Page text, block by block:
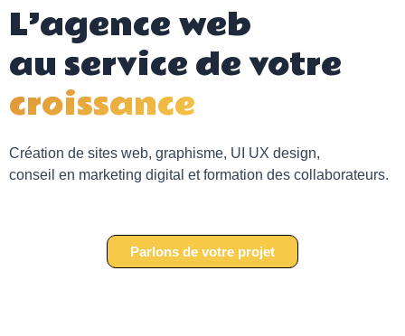
L’agence web
au service de votre
croissance
Création de sites web, graphisme, UI UX design,
conseil en marketing digital et formation des collaborateurs.
Parlons de votre projet